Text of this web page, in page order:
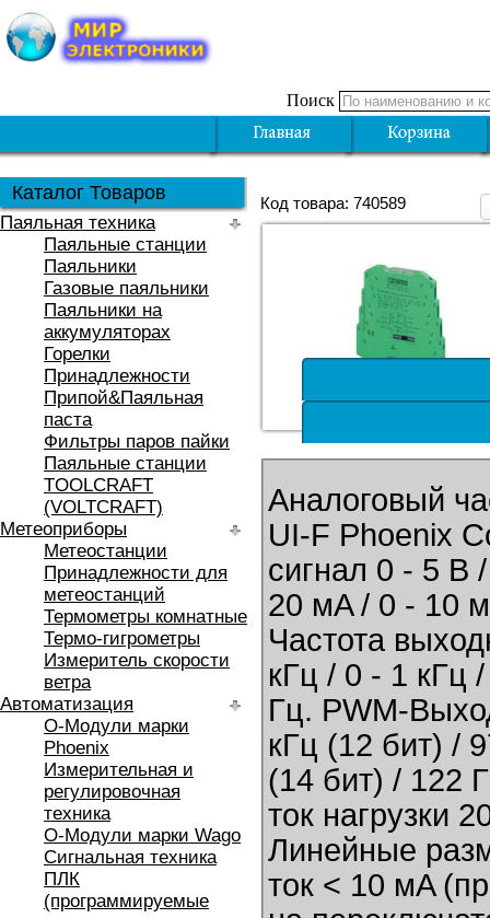
Поиск
Каталог Товаров
Паяльная техника
Паяльные станции
Паяльники
Газовые паяльники
Паяльники на
аккумуляторах
Горелки
Принадлежности
Припой&Паяльная
паста
Фильтры паров пайки
Паяльные станции
TOOLCRAFT
(VOLTCRAFT)
Метеоприборы
Метеостанции
Принадлежности для
метеостанций
Термометры комнатные
Термо-гигрометры
Измеритель скорости
ветра
Автоматизация
O-Модули марки
Phoenix
Измерительная и
регулировочная
техника
O-Модули марки Wago
Сигнальная техника
ПЛК
(программируемые
Код товара: 740589
Аналоговый
UI-F Phoenix
сигнал 0 - 5 В
20 мA / 0 - 10
Частота
кГц / 0 - 1 кГц
Гц. PWM-
кГц (12 бит) /
(14 бит) / 122
ток нагрузки
Линейные
ток < 10 мA